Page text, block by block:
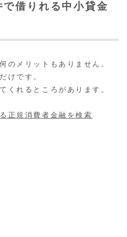
借りれる中小貸金
のメリットもありません。
けです。
くれるところがあります。
正規消費者金融を検索